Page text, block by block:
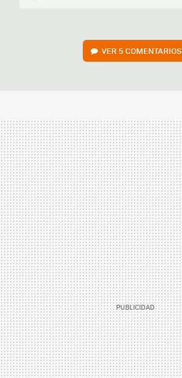
VER 5 COMENTARIOS